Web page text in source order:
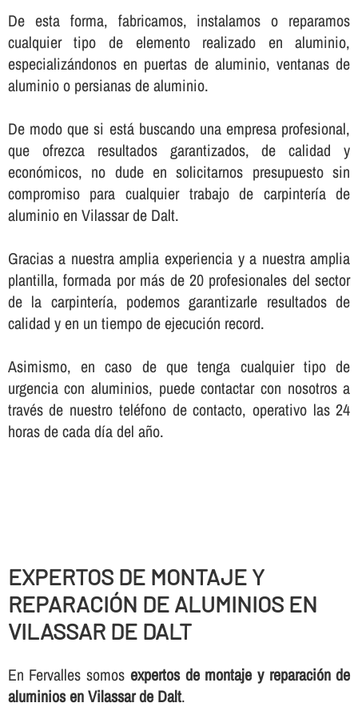
De esta forma, fabricamos, instalamos o reparamos
cualquier tipo de elemento realizado en aluminio,
especializándonos en puertas de aluminio, ventanas de
aluminio o persianas de aluminio.
De modo que si está buscando una empresa profesional,
que ofrezca resultados garantizados, de calidad y
económicos, no dude en solicitarnos presupuesto sin
compromiso para cualquier trabajo de carpinterí­a de
aluminio en Vilassar de Dalt.
Gracias a nuestra amplia experiencia y a nuestra amplia
plantilla, formada por más de 20 profesionales del sector
de la carpinterí­a, podemos garantizarle resultados de
calidad y en un tiempo de ejecución record.
Asimismo, en caso de que tenga cualquier tipo de
urgencia con aluminios, puede contactar con nosotros a
través de nuestro teléfono de contacto, operativo las 24
horas de cada dí­a del año.
EXPERTOS DE MONTAJE Y
REPARACIÓN DE ALUMINIOS EN
VILASSAR DE DALT
En Fervalles somos expertos de montaje y reparación de
aluminios en Vilassar de Dalt.